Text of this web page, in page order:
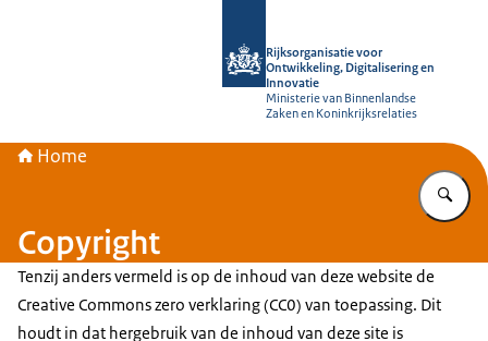
Rijksorganisatie voor
Ontwikkeling, Digitalisering en
Innovatie
Ministerie van Binnenlandse
Zaken en Koninkrijksrelaties
Home
Copyright
Tenzij anders vermeld is op de inhoud van deze website de
Creative Commons zero verklaring (CC0) van toepassing. Dit
houdt in dat hergebruik van de inhoud van deze site is